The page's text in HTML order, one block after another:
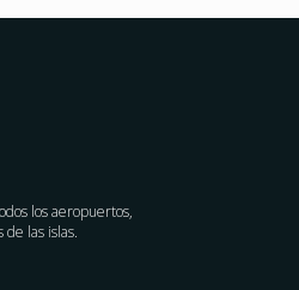
los aeropuertos,
las islas.